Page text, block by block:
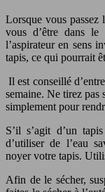
Lorsque vous passez
vous d’être dans
l’aspirateur en sens
tapis, ce qui pourrait
Il est conseillé
semaine. Ne tirez pas
simplement pour
S’il s’agit d’un
d’utiliser de l’eau
noyer votre tapis.
Afin de le sécher,